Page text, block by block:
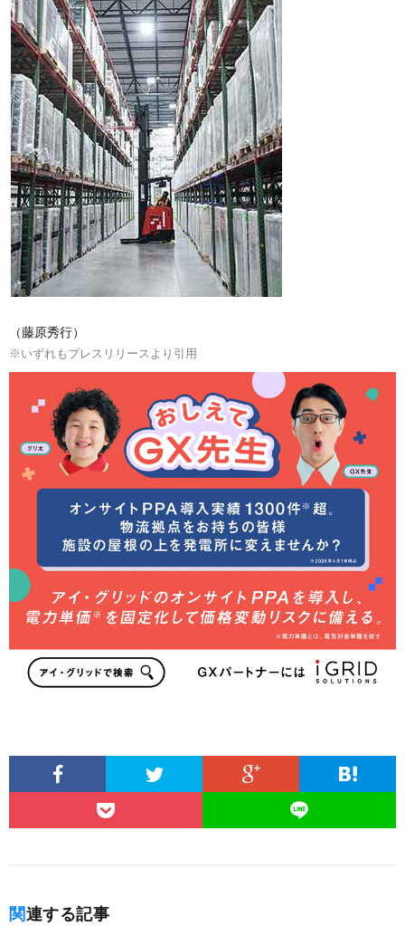
（藤原秀行）
※いずれもプレスリリースより引用
関連する記事